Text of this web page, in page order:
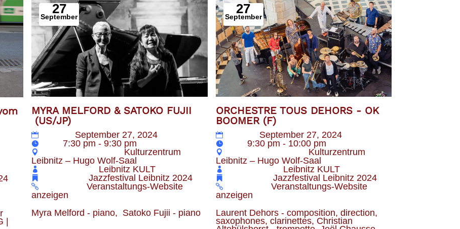
|
27
September
MYRA MELFORD & SATOKO FUJII
(US/JP)
September 27, 2024
7:30 pm - 9:30 pm
Kulturzentrum
Leibnitz – Hugo Wolf-Saal
Leibnitz KULT
Jazzfestival Leibnitz 2024
Veranstaltungs-Website
anzeigen
Myra Melford - piano,  Satoko Fujii - piano
27
September
ORCHESTRE TOUS DEHORS - OK
BOOMER (F)
September 27, 2024
9:30 pm - 10:00 pm
Veranstaltungsort
Kulturzentrum
Leibnitz – Hugo Wolf-Saal
Veranstalter
Leibnitz KULT
Jazzfestival Leibnitz 2024
Veranstaltungs-Website
anzeigen
Laurent Dehors - composition, direction,
saxophones, clarinettes, Christian